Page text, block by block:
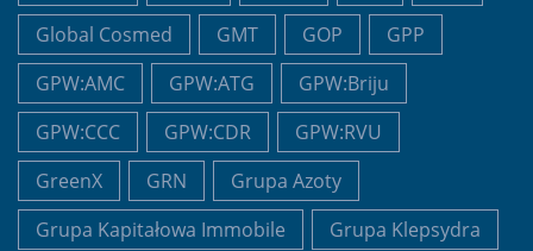
Global Cosmed
GMT GOP
GPP
GPW:AMC
GPW:ATG
GPW:Briju
GPW:CCC
GPW:CDR
GPW:RVU
GreenX
GRN
Grupa Azoty
Grupa Kapitałowa Immobile
Grupa Klepsydra